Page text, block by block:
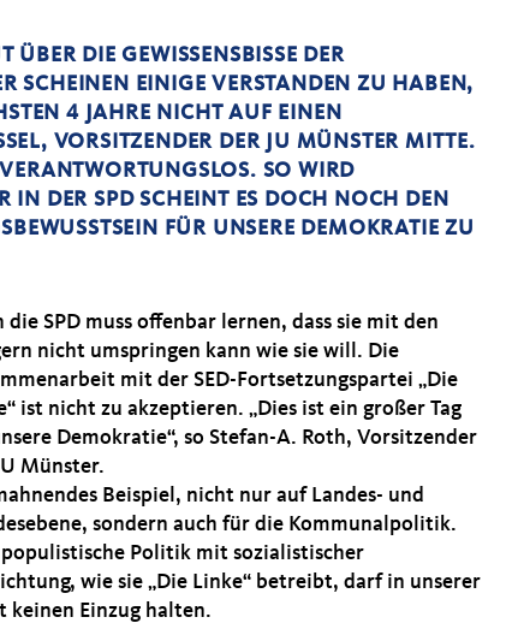
ÜBER DIE GEWISSENSBISSE DER
SCHEINEN EINIGE VERSTANDEN ZU HABEN,
4 JAHRE NICHT AUF EINEN
VORSITZENDER DER JU MÜNSTER MITTE.
SO WIRD
IN DER SPD SCHEINT ES DOCH NOCH DEN
FÜR UNSERE DEMOKRATIE ZU
die SPD muss offenbar lernen, dass sie mit den
nicht umspringen kann wie sie will. Die
mit der SED-Fortsetzungspartei „Die
ist nicht zu akzeptieren. „Dies ist ein großer Tag
Demokratie“, so Stefan-A. Roth, Vorsitzender
Münster.
Beispiel, nicht nur auf Landes- und
sondern auch für die Kommunalpolitik.
populistische Politik mit sozialistischer
wie sie „Die Linke“ betreibt, darf in unserer
keinen Einzug halten.